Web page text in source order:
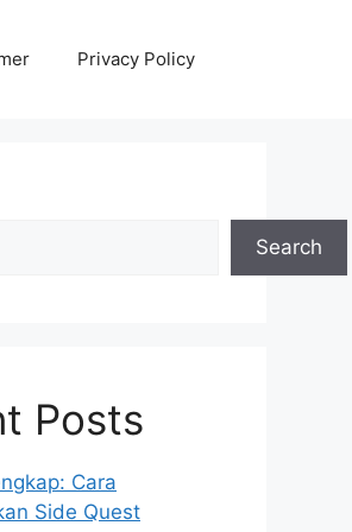
Privacy Policy
Search
Posts
Cara
Side Quest